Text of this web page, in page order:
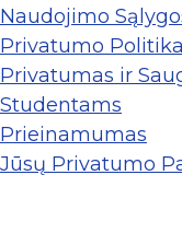
Naudojimo
Privatumo Politika
Privatumas ir
Studentams
Prieinamumas
Jūsų Privatumo